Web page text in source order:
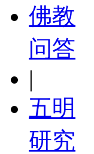
佛教
问答
|
五明
研究